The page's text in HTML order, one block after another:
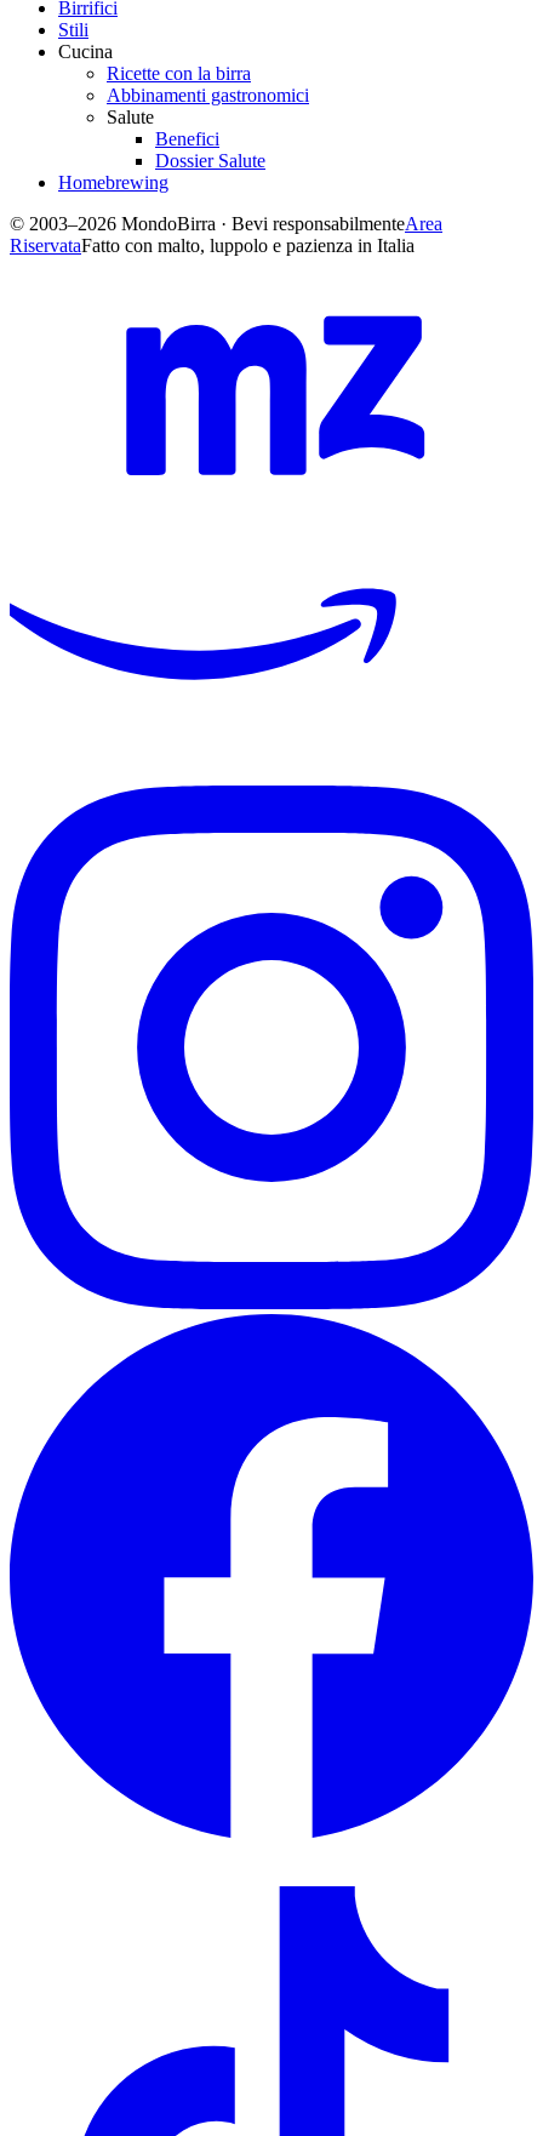
Birrifici
Stili
Cucina
Ricette con la birra
Abbinamenti gastronomici
Salute
Benefici
Dossier Salute
Homebrewing
© 2003–2026 MondoBirra · Bevi responsabilmenteArea
RiservataFatto con malto, luppolo e pazienza in Italia